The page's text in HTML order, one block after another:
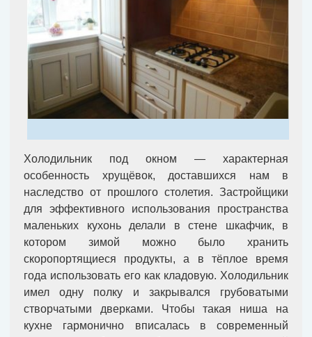
Холодильник под окном — характерная
особенность хрущёвок, доставшихся нам в
наследство от прошлого столетия. Застройщики
для эффективного использования пространства
маленьких кухонь делали в стене шкафчик, в
котором зимой можно было хранить
скоропортящиеся продукты, а в тёплое время
года использовать его как кладовую. Холодильник
имел одну полку и закрывался грубоватыми
створчатыми дверками. Чтобы такая ниша на
кухне гармонично вписалась в современный